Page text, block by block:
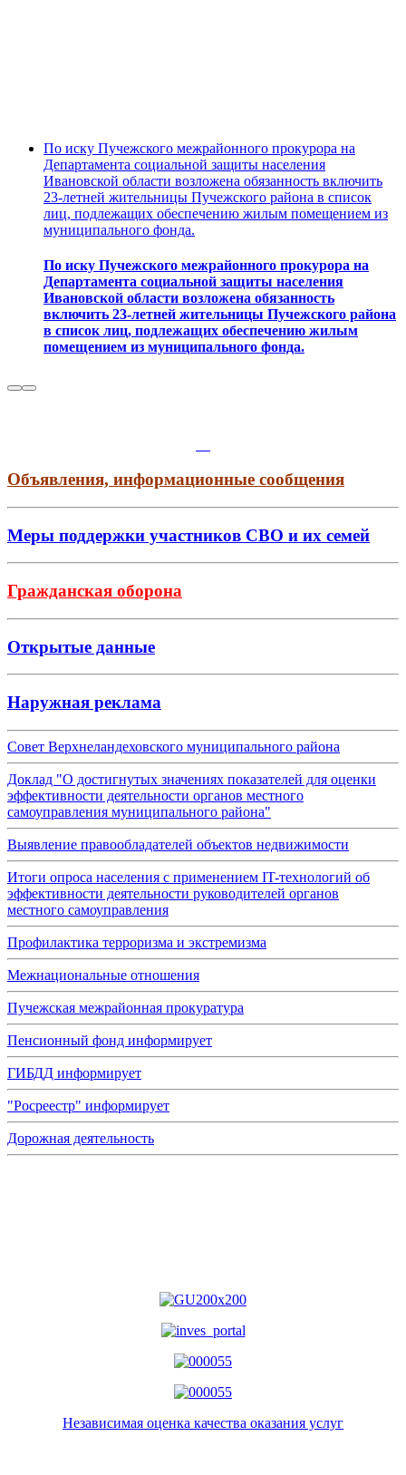
По иску Пучежского межрайонного прокурора на
Департамента социальной защиты населения
Ивановской области возложена обязанность включить
23-летней жительницы Пучежского района в список
лиц, подлежащих обеспечению жилым помещением из
муниципального фонда.
По иску Пучежского межрайонного прокурора на
Департамента социальной защиты населения
Ивановской области возложена обязанность
включить 23-летней жительницы Пучежского района
в список лиц, подлежащих обеспечению жилым
помещением из муниципального фонда.
Объявления, информационные сообщения
Меры поддержки участников СВО и их семей
Гражданская оборона
Открытые данные
Наружная реклама
Совет Верхнеландеховского муниципального района
Доклад "О достигнутых значениях показателей для оценки
эффективности деятельности органов местного
самоуправления муниципального района"
Выявление правообладателей объектов недвижимости
Итоги опроса населения с применением IT-технологий об
эффективности деятельности руководителей органов
местного самоуправления
Профилактика терроризма и экстремизма
Межнациональные отношения
Пучежская межрайонная прокуратура
Пенсионный фонд информирует
ГИБДД информирует
"Росреестр" информирует
Дорожная деятельность
Независимая оценка качества оказания услуг